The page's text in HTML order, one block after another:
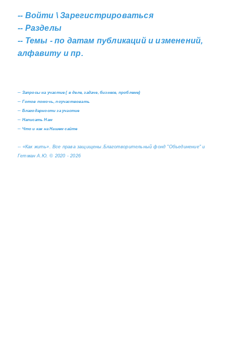
-- Войти \ Зарегистрироваться
-- Разделы
-- Темы - по датам публикаций и изменений,
алфавиту и пр.
-- Запросы на участие ( в деле, задаче, бизнесе, проблеме)
-- Готов помочь, поучаствовать
-- Благодарности за участие
-- Написать Нам
-- Что и как на Нашем сайте
-- «Как жить». Все права защищены. Благотворительный фонд "Объединение" и
Гетман А.Ю. © 2020 - 2026